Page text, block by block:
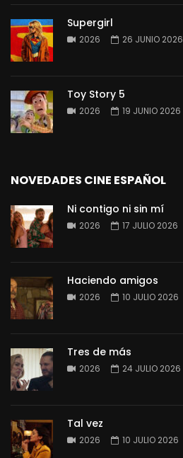
Supergirl
2026 26 JUNIO 2026
Toy Story 5
2026 19 JUNIO 2026
NOVEDADES CINE ESPAÑOL
Ni contigo ni sin mí
2026 17 JULIO 2026
Haciendo amigos
2026 10 JULIO 2026
Tres de más
2026 24 JULIO 2026
Tal vez
2026 10 JULIO 2026